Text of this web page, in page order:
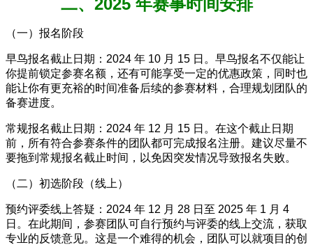
（一）报名阶段
早鸟报名截止日期：2024 年 10 月 15 日。早鸟报名不仅能让
你提前锁定参赛名额，还有可能享受一定的优惠政策，同时也
能让你有更充裕的时间准备后续的参赛材料，合理规划团队的
备赛进度。
常规报名截止日期：2024 年 12 月 15 日。在这个截止日期
前，所有符合参赛条件的团队都可完成报名注册。建议尽量不
要拖到常规报名截止时间，以免因突发情况导致报名失败。
（二）初选阶段（线上）
预约评委线上答疑：2024 年 12 月 28 日至 2025 年 1 月 4
日。在此期间，参赛团队可自行预约与评委的线上交流，获取
专业的反馈意见。这是一个难得的机会，团队可以就项目的创